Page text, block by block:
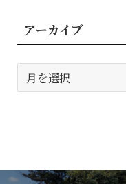
アーカイブ
ー